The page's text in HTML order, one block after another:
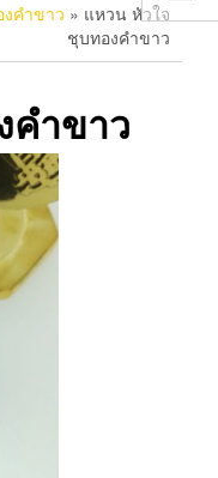
คำขาว » แหวน หัวใจ
ชุบทองคำขาว
คำขาว